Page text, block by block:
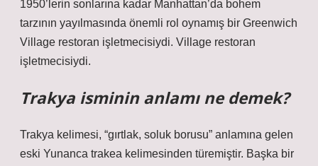
1950’lerin sonlarına kadar Manhattan’da bohem
tarzının yayılmasında önemli rol oynamış bir Greenwich
Village restoran işletmecisiydi. Village restoran
işletmecisiydi.
Trakya isminin anlamı ne demek?
Trakya kelimesi, “gırtlak, soluk borusu” anlamına gelen
eski Yunanca trakea kelimesinden türemiştir. Başka bir